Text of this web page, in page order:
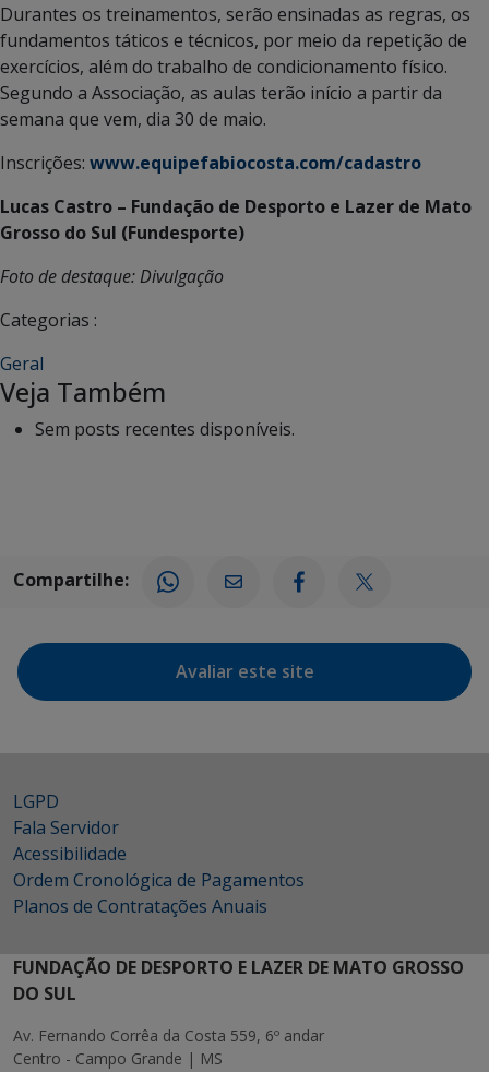
Durantes os treinamentos, serão ensinadas as regras, os
fundamentos táticos e técnicos, por meio da repetição de
exercícios, além do trabalho de condicionamento físico.
Segundo a Associação, as aulas terão início a partir da
semana que vem, dia 30 de maio.
Inscrições: www.equipefabiocosta.com/cadastro
Lucas Castro – Fundação de Desporto e Lazer de Mato
Grosso do Sul (Fundesporte)
Foto de destaque: Divulgação
Categorias :
Geral
Veja Também
Sem posts recentes disponíveis.
Compartilhe:
Avaliar este site
LGPD
Fala Servidor
Acessibilidade
Ordem Cronológica de Pagamentos
Planos de Contratações Anuais
FUNDAÇÃO DE DESPORTO E LAZER DE MATO GROSSO
DO SUL
Av. Fernando Corrêa da Costa 559, 6º andar
Centro - Campo Grande | MS